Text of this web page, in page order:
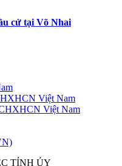
cử tại Võ Nhai
Việt Nam
Việt Nam
TỈNH ỦY